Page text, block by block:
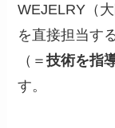
WEJELRY（
を直接担当す
（＝技術を指
す。